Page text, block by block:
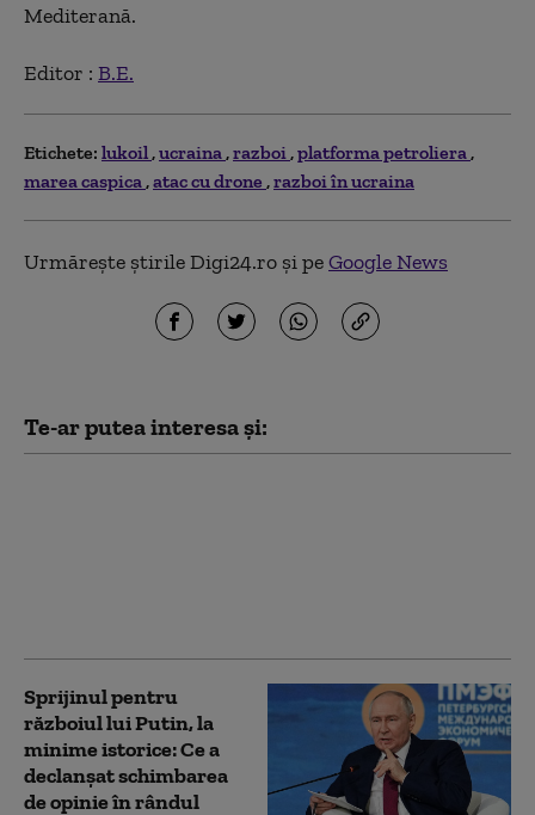
Mediterană.
Editor : B.E.
Etichete: lukoil ucraina razboi platforma petroliera
marea caspica atac cu drone razboi în ucraina
Urmărește știrile Digi24.ro și peGoogle News
Te-ar putea interesa și:
Sprijinul pentru
războiul lui Putin, la
minime istorice: Ce a
declanșat schimbarea
de opinie în rândul